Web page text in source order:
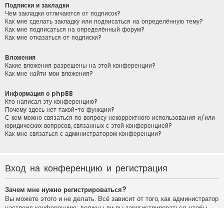
Подписки и закладки
Чем закладки отличаются от подписок?
Как мне сделать закладку или подписаться на определённую тему?
Как мне подписаться на определённый форум?
Как мне отказаться от подписки?
Вложения
Какие вложения разрешены на этой конференции?
Как мне найти мои вложения?
Информация о phpBB
Кто написал эту конференцию?
Почему здесь нет такой-то функции?
С кем можно связаться по вопросу некорректного использования и/или
юридических вопросов, связанных с этой конференцией?
Как мне связаться с администратором конференции?
Вход на конференцию и регистрация
Зачем мне нужно регистрироваться?
Вы можете этого и не делать. Всё зависит от того, как администратор